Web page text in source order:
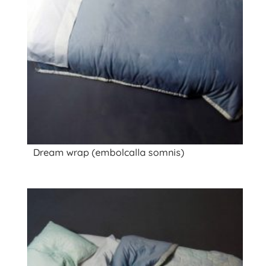
Dream wrap (embolcalla somnis)